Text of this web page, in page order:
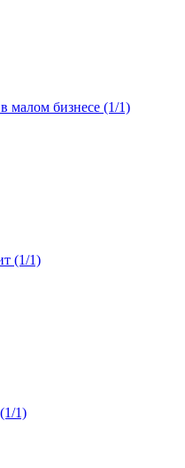
малом бизнесе (1/1)
(1/1)
1)